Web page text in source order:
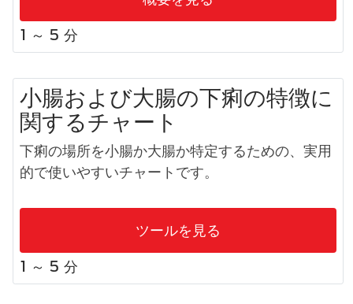
1 ～ 5 分
小腸および大腸の下痢の特徴に
関するチャート
下痢の場所を小腸か大腸か特定するための、実用
的で使いやすいチャートです。
ツールを見る
1 ～ 5 分